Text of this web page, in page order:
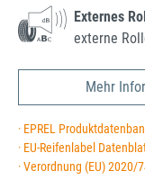
Externes
externe
Mehr
· EPREL
· EU-Reifenlabel
· Verordnung (EU) 2020/